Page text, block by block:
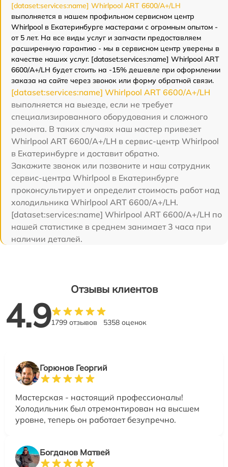
[dataset:services:name] Whirlpool ART 6600/A+/LH
выполняется в нашем профильном сервисном центр
Whirlpool в Екатеринбурге мастерами с огромным опытом -
от 5 лет. На все виды услуг и запчасти предоставляем
расширенную гарантию - мы в сервисном центр уверены в
качестве наших услуг. [dataset:services:name] Whirlpool ART
6600/A+/LH будет стоить на -15% дешевле при оформлении
заказа на сайте через звонок или форму обратной связи.
[dataset:services:name] Whirlpool ART 6600/A+/LH
выполняется на выезде, если не требует
специализированного оборудования и сложного
ремонта. В таких случаях наш мастер привезет
Whirlpool ART 6600/A+/LH в сервис-центр Whirlpool
в Екатеринбурге и доставит обратно.
Закажите звонок или позвоните и наш сотрудник
сервис-центра Whirlpool в Екатеринбурге
проконсультирует и определит стоимость работ над
холодильника Whirlpool ART 6600/A+/LH.
[dataset:services:name] Whirlpool ART 6600/A+/LH по
нашей статистике в среднем занимает 3 часа при
наличии деталей.
Отзывы клиентов
4.91799 отзывов 5358 оценок
Горюнов Георгий
Мастерская - настоящий профессионалы!
Холодильник был отремонтирован на высшем
уровне, теперь он работает безупречно.
Богданов Матвей